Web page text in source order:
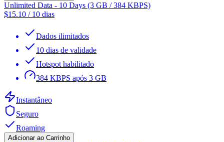
Unlimited Data - 10 Days (3 GB / 384 KBPS)
$15.10 / 10 dias
Dados ilimitados
10 dias de validade
Hotspot habilitado
384 KBPS após 3 GB
Instantâneo
Seguro
Roaming
Adicionar ao Carrinho